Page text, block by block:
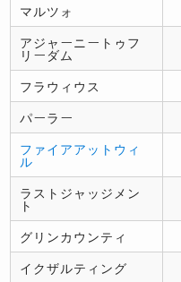
マルツォ
アジャーニートゥフ
リーダム
フラウィウス
パーラー
ファイアアットウィ
ル
ラストジャッジメン
ト
グリンカウンティ
イクザルティング